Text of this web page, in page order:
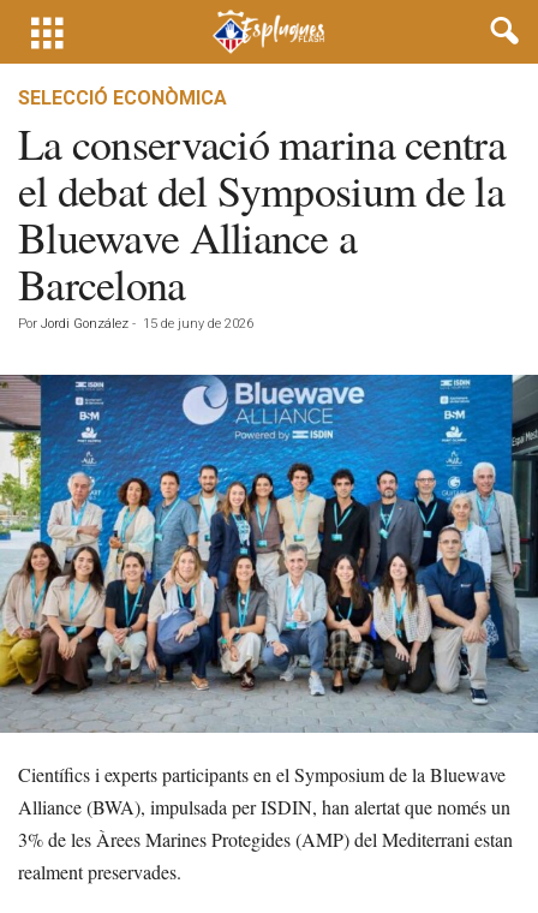
SELECCIÓ ECONÒMICA
La conservació marina centra
el debat del Symposium de la
Bluewave Alliance a
Barcelona
Por Jordi González - 15 de juny de 2026
Científics i experts participants en el Symposium de la Bluewave
Alliance (BWA), impulsada per ISDIN, han alertat que només un
3% de les Àrees Marines Protegides (AMP) del Mediterrani estan
realment preservades.